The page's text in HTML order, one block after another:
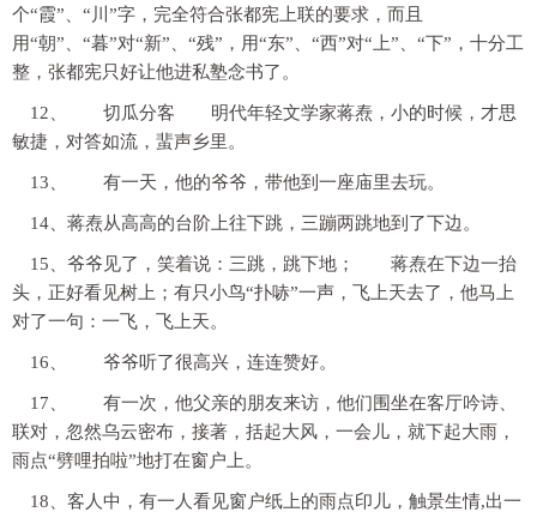
个“霞”、“川”字，完全符合张都宪上联的要求，而且
用“朝”、“暮”对“新”、“残”，用“东”、“西”对“上”、“下”，十分工
整，张都宪只好让他进私塾念书了。
12、 切瓜分客 明代年轻文学家蒋焘，小的时候，才思
敏捷，对答如流，蜚声乡里。
13、 有一天，他的爷爷，带他到一座庙里去玩。
14、蒋焘从高高的台阶上往下跳，三蹦两跳地到了下边。
15、爷爷见了，笑着说：三跳，跳下地； 蒋焘在下边一抬
头，正好看见树上；有只小鸟“扑哧”一声，飞上天去了，他马上
对了一句：一飞，飞上天。
16、 爷爷听了很高兴，连连赞好。
17、 有一次，他父亲的朋友来访，他们围坐在客厅吟诗、
联对，忽然乌云密布，接著，括起大风，一会儿，就下起大雨，
雨点“劈哩拍啦”地打在窗户上。
18、客人中，有一人看见窗户纸上的雨点印儿，触景生情,出一